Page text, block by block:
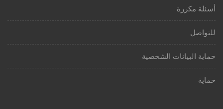
أسئلة مكررة
للتواصل
حماية البيانات الشخصية
حماية